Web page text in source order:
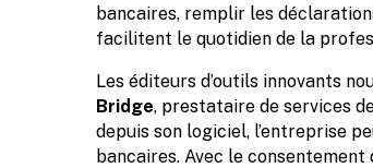
bancaires, remplir les
facilitent le quotidien de la
Les éditeurs d’outils innovants
Bridge, prestataire de services
depuis son logiciel, l’entreprise
bancaires. Avec le